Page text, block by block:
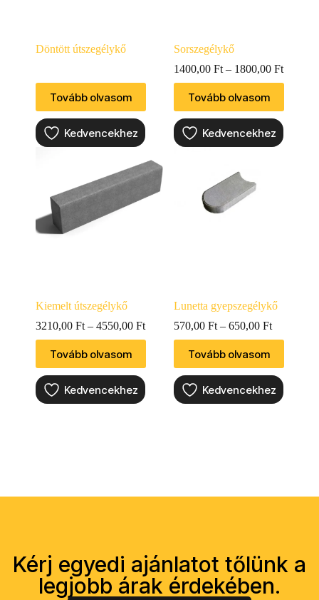
Döntött útszegélykő
Tovább olvasom
Kedvencekhez
Sorszegélykő
1400,00 Ft – 1800,00 Ft
Tovább olvasom
Kedvencekhez
Kiemelt útszegélykő
3210,00 Ft – 4550,00 Ft
Tovább olvasom
Kedvencekhez
Lunetta gyepszegélykő
570,00 Ft – 650,00 Ft
Tovább olvasom
Kedvencekhez
Kérj egyedi ajánlatot tőlünk a
legjobb árak érdekében.